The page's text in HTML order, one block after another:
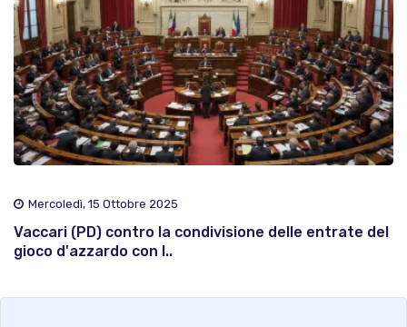
Mercoledì, 15 Ottobre 2025
Vaccari (PD) contro la condivisione delle entrate del
gioco d'azzardo con l..